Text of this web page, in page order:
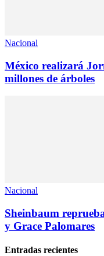
Nacional
México realizará
millones de árboles
Nacional
Sheinbaum
y Grace Palomares
Entradas recientes